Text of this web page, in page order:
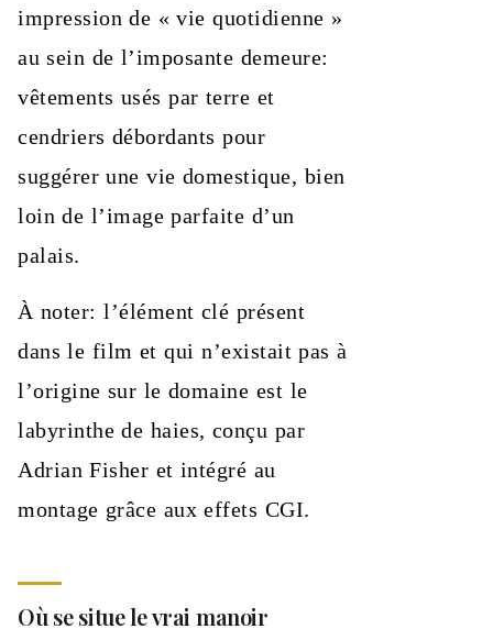
impression de « vie quotidienne »
au sein de l’imposante demeure:
vêtements usés par terre et
cendriers débordants pour
suggérer une vie domestique, bien
loin de l’image parfaite d’un
palais.
À noter: l’élément clé présent
dans le film et qui n’existait pas à
l’origine sur le domaine est le
labyrinthe de haies, conçu par
Adrian Fisher et intégré au
montage grâce aux effets CGI.
Où se situe le vrai manoir